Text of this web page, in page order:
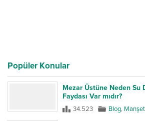
Popüler Konular
Mezar Üstüne Neden Su
Faydası Var mıdır?
34.523 Blog, Manşet